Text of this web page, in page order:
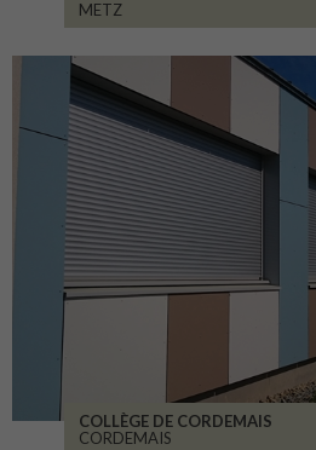
METZ
COLLÈGE DE CORDEMAIS
CORDEMAIS